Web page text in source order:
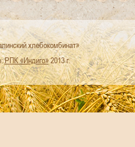
хлебокомбинат»
РПК «Индиго»2013 г.